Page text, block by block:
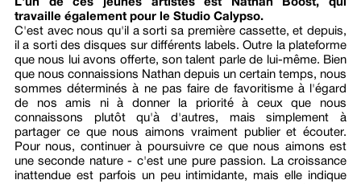
L'un de ces jeunes artistes est Nathan Boost, qui
travaille également pour le Studio Calypso.
C'est avec nous qu'il a sorti sa première cassette, et depuis,
il a sorti des disques sur différents labels. Outre la plateforme
que nous lui avons offerte, son talent parle de lui-même. Bien
que nous connaissions Nathan depuis un certain temps, nous
sommes déterminés à ne pas faire de favoritisme à l'égard
de nos amis ni à donner la priorité à ceux que nous
connaissons plutôt qu'à d'autres, mais simplement à
partager ce que nous aimons vraiment publier et écouter.
Pour nous, continuer à poursuivre ce que nous aimons est
une seconde nature - c'est une pure passion. La croissance
inattendue est parfois un peu intimidante, mais elle indique